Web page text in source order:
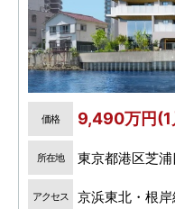
価格 9,490万円
所在地 東京都港区芝
アクセス 京浜東北・根